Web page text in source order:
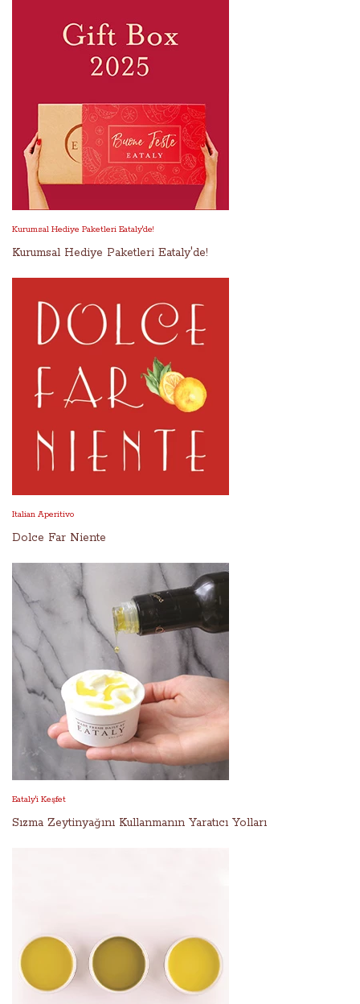
Kurumsal Hediye Paketleri Eataly'de!
Kurumsal Hediye Paketleri Eataly'de!
Italian Aperitivo
Dolce Far Niente
Eataly'i Keşfet
Sızma Zeytinyağını Kullanmanın Yaratıcı Yolları